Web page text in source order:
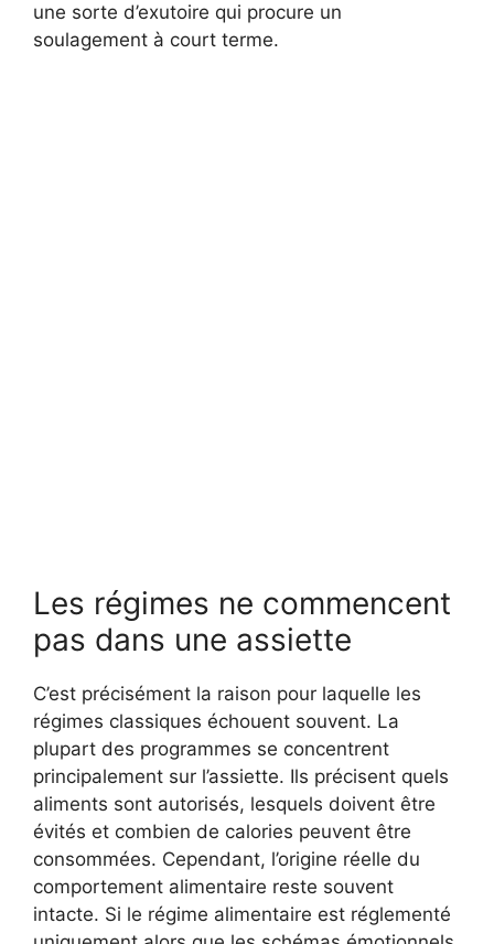
une sorte d’exutoire qui procure un
soulagement à court terme.
Les régimes ne commencent
pas dans une assiette
C’est précisément la raison pour laquelle les
régimes classiques échouent souvent. La
plupart des programmes se concentrent
principalement sur l’assiette. Ils précisent quels
aliments sont autorisés, lesquels doivent être
évités et combien de calories peuvent être
consommées. Cependant, l’origine réelle du
comportement alimentaire reste souvent
intacte. Si le régime alimentaire est réglementé